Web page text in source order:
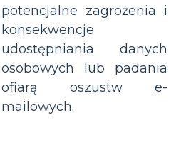
potencjalne zagrożenia i
konsekwencje
udostępniania danych
osobowych lub padania
ofiarą oszustw e-
mailowych.